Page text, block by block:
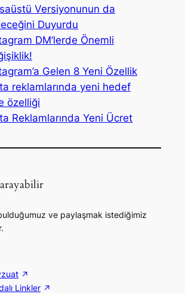
Versiyonunun da
Duyurdu
DM’lerde Önemli
Gelen 8 Yeni Özellik
reklamlarında yeni hedef
özelliği
Reklamlarında Yeni Ücret
ve paylaşmak istediğimiz
Linkler